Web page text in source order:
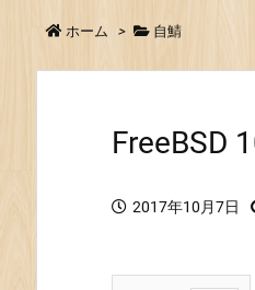
ホーム > 自鯖
FreeBSD
2017年10月7日